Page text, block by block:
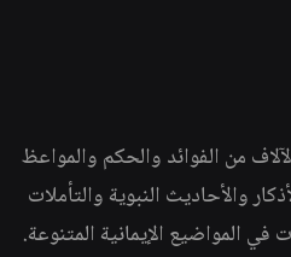
من الفوائد والحكم والمواعظ
والأحاديث النبوية والتأملات
في المواضيع الإيمانية المتنوعة.